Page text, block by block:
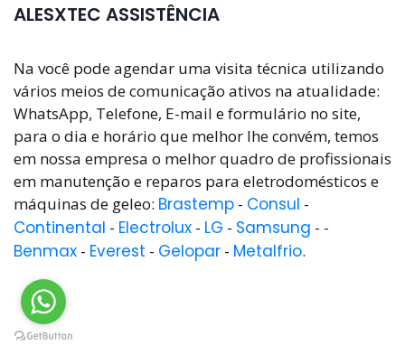
ALESXTEC ASSISTÊNCIA
Na você pode agendar uma visita técnica utilizando
vários meios de comunicação ativos na atualidade:
WhatsApp, Telefone, E-mail e formulário no site,
para o dia e horário que melhor lhe convém, temos
em nossa empresa o melhor quadro de profissionais
em manutenção e reparos para eletrodomésticos e
máquinas de geleo: Brastemp - Consul -
Continental - Electrolux - LG - Samsung - -
Benmax - Everest - Gelopar - Metalfrio.